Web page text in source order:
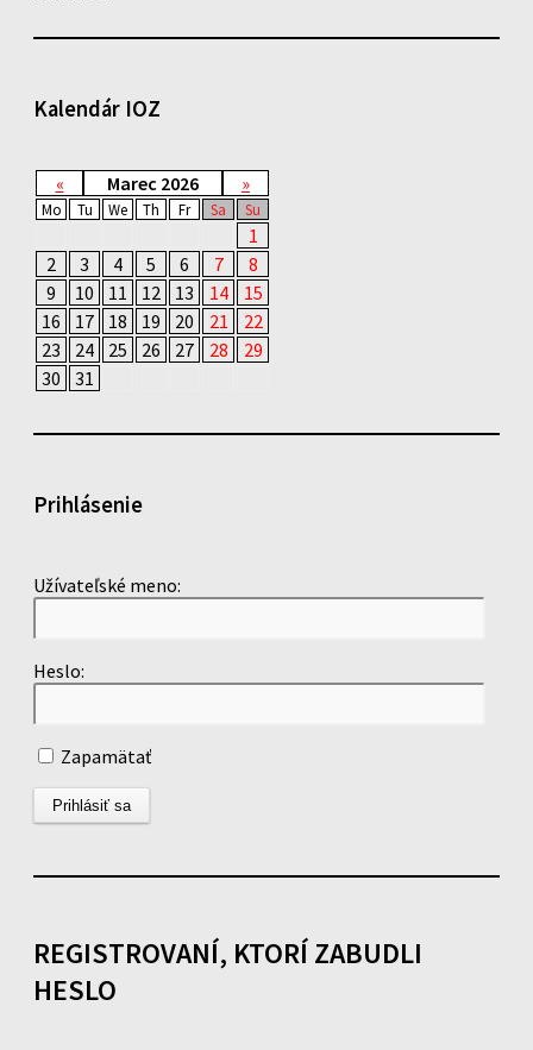
Kalendár IOZ
« Marec 2026 »
Mo Tu We Th Fr Sa Su
1
2
3 4 5 6 7
8
9
10 11 12 13 14
15
16
17 18 19 20 21
22
23
24 25 26 27 28
29
30
31
Prihlásenie
Užívateľské meno:
Heslo:
Zapamätať
REGISTROVANÍ, KTORÍ ZABUDLI
HESLO